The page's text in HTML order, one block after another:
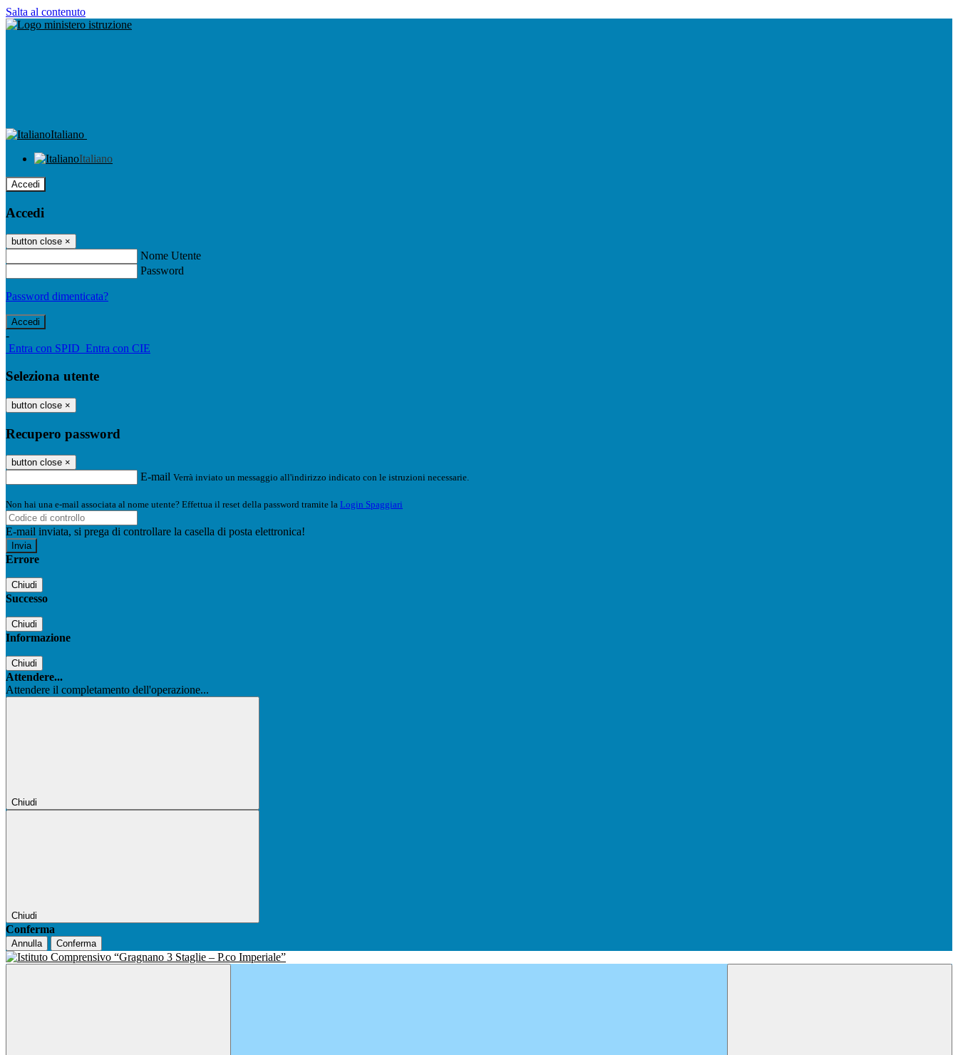
Salta al contenuto
Italiano
Italiano
Accedi
Accedi
button close ×
Nome Utente
Password
Password dimenticata?
-
Entra con SPID Entra con CIE
Seleziona utente
button close ×
Recupero password
button close ×
E-mail Verrà inviato un messaggio all'indirizzo indicato con le istruzioni necessarie.
Non hai una e-mail associata al nome utente? Effettua il reset della password tramite la Login Spaggiari
E-mail inviata, si prega di controllare la casella di posta elettronica!
Errore
Chiudi
Successo
Chiudi
Informazione
Chiudi
Attendere...
Attendere il completamento dell'operazione...
Chiudi
Chiudi
Conferma
Annulla Conferma